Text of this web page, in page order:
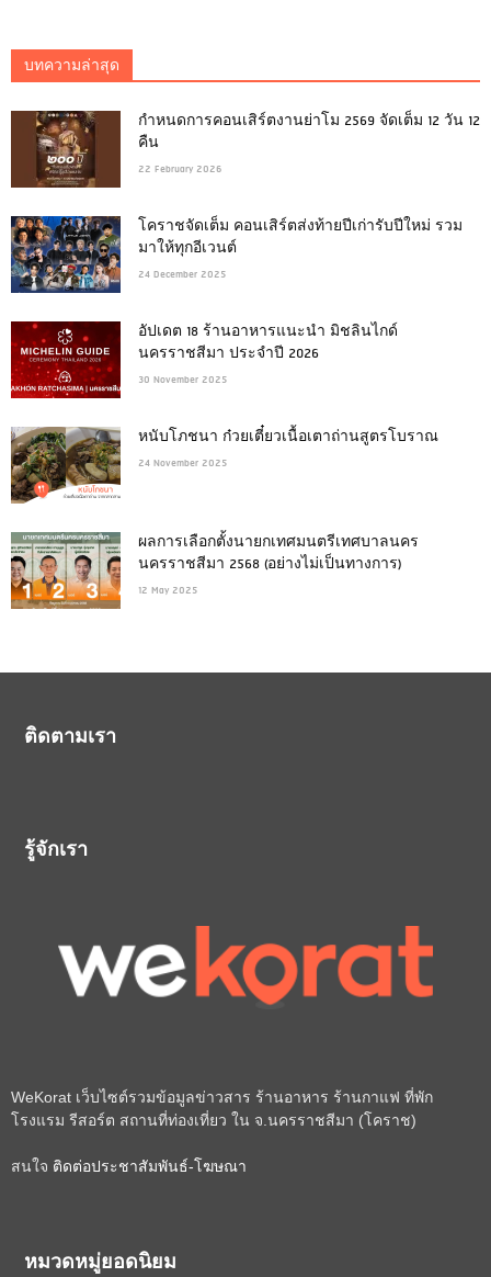
บทความล่าสุด
กำหนดการคอนเสิร์ตงานย่าโม 2569 จัดเต็ม 12 วัน 12
คืน
22 February 2026
โคราชจัดเต็ม คอนเสิร์ตส่งท้ายปีเก่ารับปีใหม่ รวม
มาให้ทุกอีเวนต์
24 December 2025
อัปเดต 18 ร้านอาหารแนะนำ มิชลินไกด์
นครราชสีมา ประจำปี 2026
30 November 2025
หนับโภชนา ก๋วยเตี๋ยวเนื้อเตาถ่านสูตรโบราณ
24 November 2025
ผลการเลือกตั้งนายกเทศมนตรีเทศบาลนคร
นครราชสีมา 2568 (อย่างไม่เป็นทางการ)
12 May 2025
ติดตามเรา
รู้จักเรา
WeKorat เว็บไซต์รวมข้อมูลข่าวสาร ร้านอาหาร ร้านกาแฟ ที่พัก
โรงแรม รีสอร์ต สถานที่ท่องเที่ยว ใน จ.นครราชสีมา (โคราช)
สนใจ ติดต่อประชาสัมพันธ์-โฆษณา
หมวดหมู่ยอดนิยม